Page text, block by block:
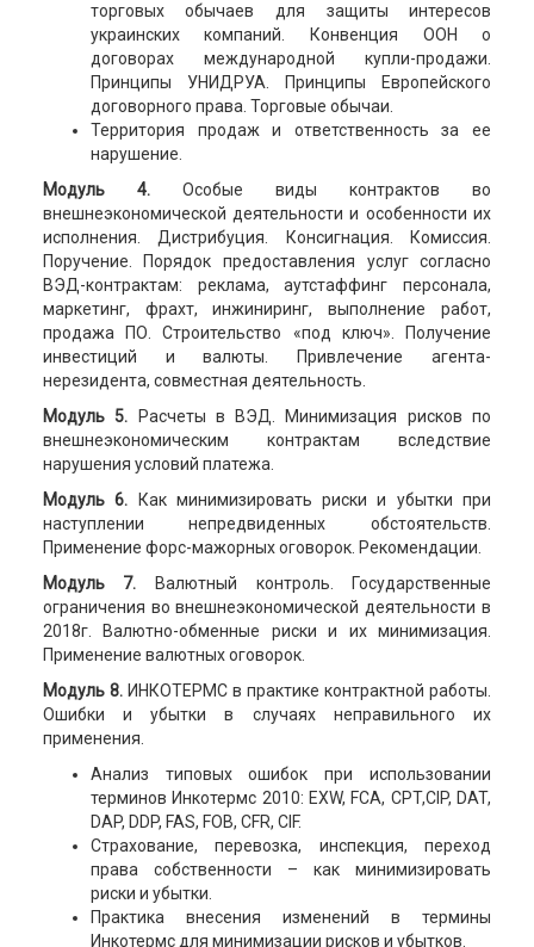
торговых обычаев для защиты интересов
украинских компаний. Конвенция ООН о
договорах международной купли-продажи.
Принципы УНИДРУА. Принципы Европейского
договорного права. Торговые обычаи.
Территория продаж и ответственность за ее
нарушение.
Модуль 4.Особые виды контрактов во
внешнеэкономической деятельности и особенности их
исполнения. Дистрибуция. Консигнация. Комиссия.
Поручение. Порядок предоставления услуг согласно
ВЭД-контрактам: реклама, аутстаффинг персонала,
маркетинг, фрахт, инжиниринг, выполнение работ,
продажа ПО. Строительство «под ключ». Получение
инвестиций и валюты. Привлечение агента-
нерезидента, совместная деятельность.
Модуль 5. Расчеты в ВЭД. Минимизация рисков по
внешнеэкономическим контрактам вследствие
нарушения условий платежа.
Модуль 6. Как минимизировать риски и убытки при
наступлении непредвиденных обстоятельств.
Применение форс-мажорных оговорок. Рекомендации.
Модуль 7. Валютный контроль. Государственные
ограничения во внешнеэкономической деятельности в
2018г. Валютно-обменные риски и их минимизация.
Применение валютных оговорок.
Модуль 8.ИНКОТЕРМС в практике контрактной работы.
Ошибки и убытки в случаях неправильного их
применения.
Анализ типовых ошибок при использовании
терминов Инкотермс 2010: EXW, FCA, CPT,CIP, DAT,
DAP, DDP, FAS, FOB, CFR, CIF.
Страхование, перевозка, инспекция, переход
права собственности – как минимизировать
риски и убытки.
Практика внесения изменений в термины
Инкотермс для минимизации рисков и убытков.